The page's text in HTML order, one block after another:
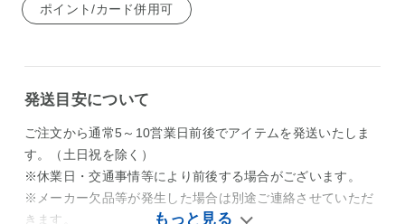
ポイント/カード併用可
発送目安について
ご注文から通常5～10営業日前後でアイテムを発送いたしま
す。（土日祝を除く）
※休業日・交通事情等により前後する場合がございます。
※メーカー欠品等が発生した場合は別途ご連絡させていただ
きます。